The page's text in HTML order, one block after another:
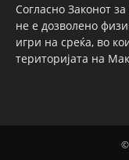
Согласно Законот
не е дозволено
игри на среќа, во
територијата на
©